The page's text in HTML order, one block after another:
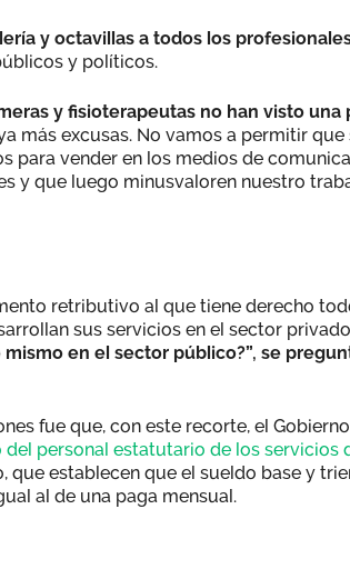
y octavillas a todos los
y políticos.
y fisioterapeutas no han visto una
más excusas. No vamos a permitir que
para vender en los medios de
y que luego minusvaloren nuestro
retributivo al que tiene derecho
sus servicios en el sector
mismo en el sector público?”, se
fue que, con este recorte, el
personal estatutario de los servicios
establecen que el sueldo base y
al de una paga mensual.